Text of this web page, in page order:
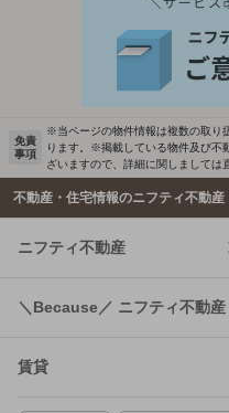
免責
事項
※当ページの物件情報は複数の取り
ります。※掲載している物件及び不
ざいますので、詳細に関しましては
不動産・住宅情報のニフティ不動産
ニフティ不動産
＼Because／ ニフティ不動産
賃貸